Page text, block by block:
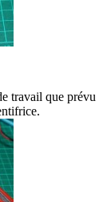
travail que prévu